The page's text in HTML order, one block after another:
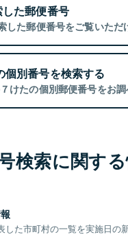
た郵便番号
した郵便番号をご覧いただ
個別番号を検索する
けたの個別郵便番号をお調
検索に関す
した市町村の一覧を実施日の